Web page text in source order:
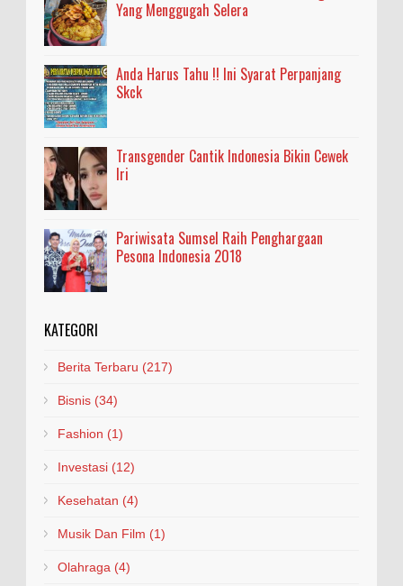
Yang Menggugah Selera
Anda Harus Tahu !! Ini Syarat Perpanjang
Skck
Transgender Cantik Indonesia Bikin Cewek
Iri
Pariwisata Sumsel Raih Penghargaan
Pesona Indonesia 2018
KATEGORI
Berita Terbaru (217)
Bisnis (34)
Fashion (1)
Investasi (12)
Kesehatan (4)
Musik Dan Film (1)
Olahraga (4)